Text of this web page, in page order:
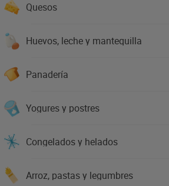
Quesos
Huevos, leche y mantequilla
Panadería
Yogures y postres
Congelados y helados
Arroz, pastas y legumbres